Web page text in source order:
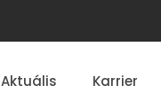
Aktuális Karrier